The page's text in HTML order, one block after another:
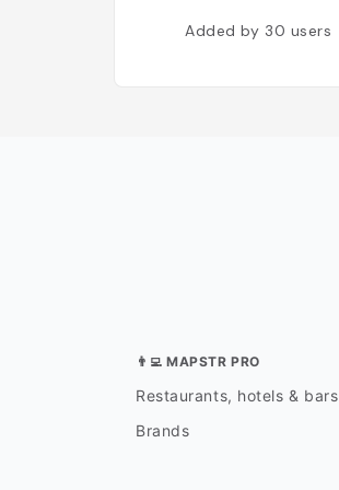
Added by 30 users
👨‍💻 MAPSTR PRO
Restaurants, hotels & bars
Brands